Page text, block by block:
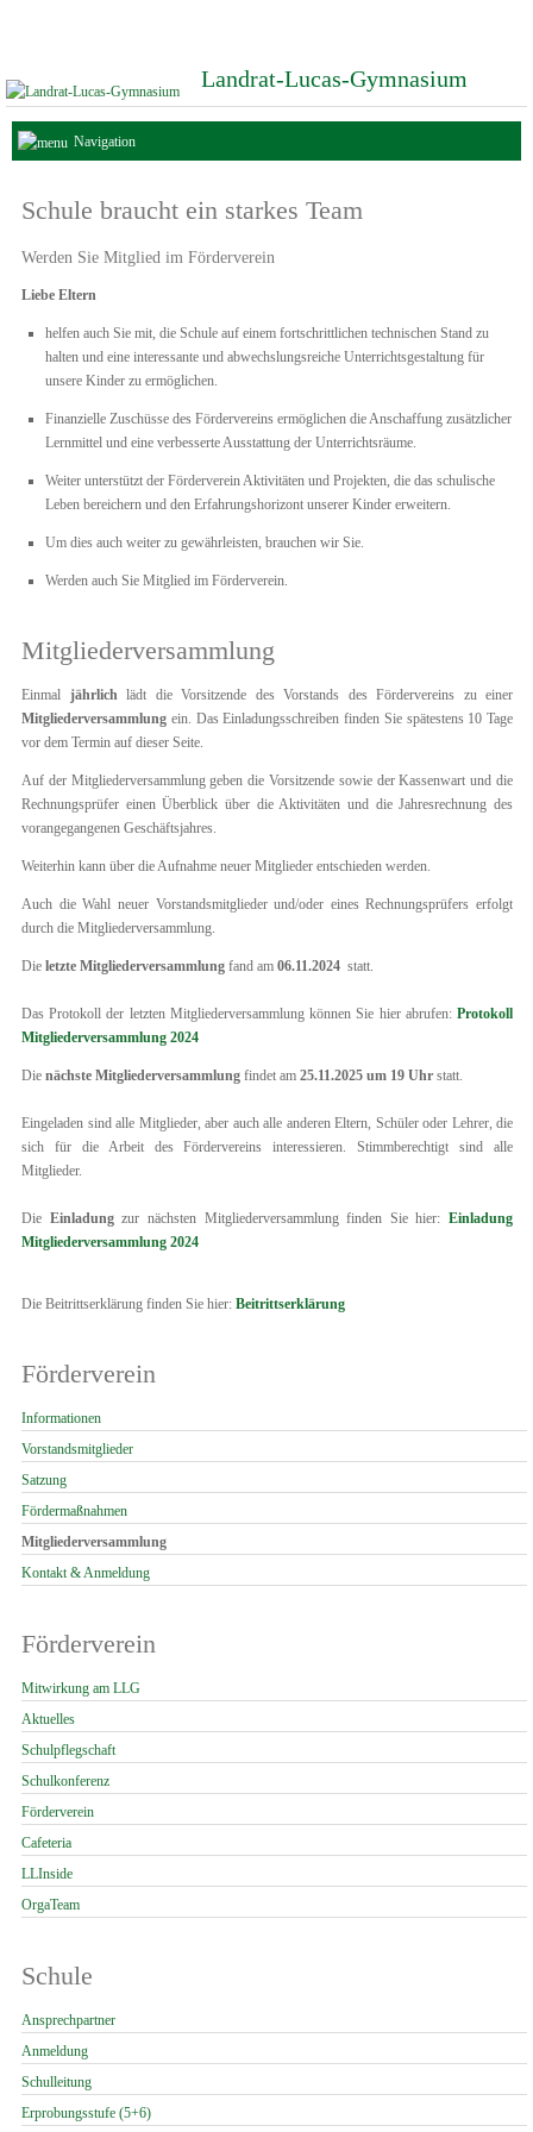
Landrat-Lucas-Gymnasium
Navigation
Schule braucht ein starkes Team
Werden Sie Mitglied im Förderverein
Liebe Eltern
helfen auch Sie mit, die Schule auf einem fortschrittlichen technischen Stand zu
halten und eine interessante und abwechslungsreiche Unterrichtsgestaltung für
unsere Kinder zu ermöglichen.
Finanzielle Zuschüsse des Fördervereins ermöglichen die Anschaffung zusätzlicher
Lernmittel und eine verbesserte Ausstattung der Unterrichtsräume.
Weiter unterstützt der Förderverein Aktivitäten und Projekten, die das schulische
Leben bereichern und den Erfahrungshorizont unserer Kinder erweitern.
Um dies auch weiter zu gewährleisten, brauchen wir Sie.
Werden auch Sie Mitglied im Förderverein.
Mitgliederversammlung
Einmal jährlichlädt die Vorsitzende des Vorstands des Fördervereins zu einer
Mitgliederversammlung ein. Das Einladungsschreiben finden Sie spätestens 10 Tage
vor dem Termin auf dieser Seite.
Auf der Mitgliederversammlung geben die Vorsitzende sowie der Kassenwart und die
Rechnungsprüfer einen Überblick über die Aktivitäten und die Jahresrechnung des
vorangegangenen Geschäftsjahres.
Weiterhin kann über die Aufnahme neuer Mitglieder entschieden werden.
Auch die Wahl neuer Vorstandsmitglieder und/oder eines Rechnungsprüfers erfolgt
durch die Mitgliederversammlung.
Die letzte Mitgliederversammlung fand am 06.11.2024 statt.
Das Protokoll der letzten Mitgliederversammlung können Sie hier abrufen: Protokoll
Mitgliederversammlung 2024
Die nächste Mitgliederversammlung findet am 25.11.2025 um 19 Uhr statt.
Eingeladen sind alle Mitglieder, aber auch alle anderen Eltern, Schüler oder Lehrer, die
sich für die Arbeit des Fördervereins interessieren. Stimmberechtigt sind alle
Mitglieder.
Die Einladungzur nächsten Mitgliederversammlung finden Sie hier: Einladung
Mitgliederversammlung 2024
Die Beitrittserklärung finden Sie hier: Beitrittserklärung
Förderverein
Navigation
überspringen
Informationen
Vorstandsmitglieder
Satzung
Fördermaßnahmen
Mitgliederversammlung
Kontakt & Anmeldung
Förderverein
Navigation
überspringen
Mitwirkung am LLG
Aktuelles
Schulpflegschaft
Schulkonferenz
Förderverein
Cafeteria
LLInside
OrgaTeam
Schule
Navigation
überspringen
Ansprechpartner
Anmeldung
Schulleitung
Erprobungsstufe (5+6)